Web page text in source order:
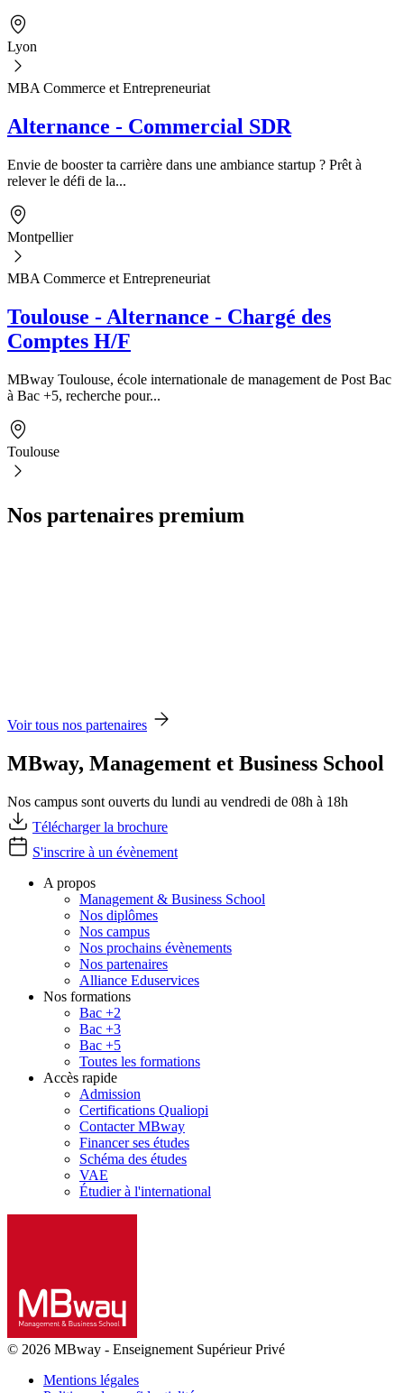
Lyon
MBA Commerce et Entrepreneuriat
Alternance - Commercial SDR
Envie de booster ta carrière dans une ambiance startup ? Prêt à
relever le défi de la...
Montpellier
MBA Commerce et Entrepreneuriat
Toulouse - Alternance - Chargé des
Comptes H/F
MBway Toulouse, école internationale de management de Post Bac
à Bac +5, recherche pour...
Toulouse
Nos partenaires premium
Voir tous nos partenaires
MBway, Management et Business School
Nos campus sont ouverts du lundi au vendredi de 08h à 18h
Télécharger la brochure
S'inscrire à un évènement
A propos
Management & Business School
Nos diplômes
Nos campus
Nos prochains évènements
Nos partenaires
Alliance Eduservices
Nos formations
Bac +2
Bac +3
Bac +5
Toutes les formations
Accès rapide
Admission
Certifications Qualiopi
Contacter MBway
Financer ses études
Schéma des études
VAE
Étudier à l'international
© 2026 MBway - Enseignement Supérieur Privé
Mentions légales